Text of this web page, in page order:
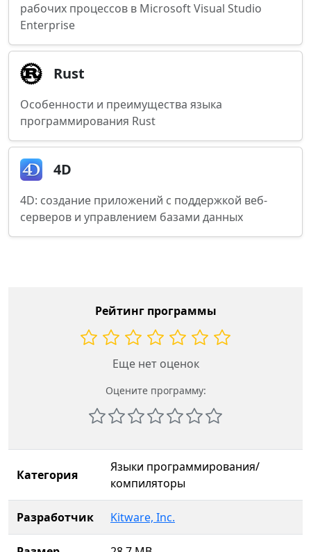
рабочих процессов в Microsoft Visual Studio
Enterprise
Rust
Особенности и преимущества языка
программирования Rust
4D
4D: создание приложений с поддержкой веб-
серверов и управлением базами данных
Рейтинг программы
Еще нет оценок
Оцените программу:
Категория
Языки программирования/
компиляторы
Разработчик Kitware, Inc.